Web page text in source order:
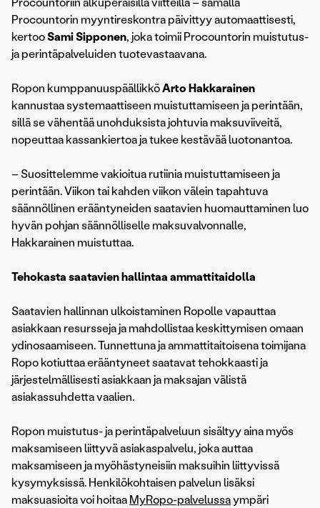
Procountorin myyntireskontra päivittyy automaattisesti,
kertooSami Sipponen, joka toimii Procountorin muistutus-
ja perintäpalveluiden tuotevastaavana.
Ropon kumppanuuspäällikköArto Hakkarainen
kannustaa systemaattiseen muistuttamiseen ja perintään,
sillä se vähentää unohduksista johtuvia maksuviiveitä,
nopeuttaa kassankiertoa ja tukee kestävää luotonantoa.
– Suosittelemme vakioitua rutiinia muistuttamiseen ja
perintään. Viikon tai kahden viikon välein tapahtuva
säännöllinen erääntyneiden saatavien huomauttaminen luo
hyvän pohjan säännölliselle maksuvalvonnalle,
Hakkarainen muistuttaa.
Tehokasta saatavien hallintaa ammattitaidolla
Saatavien hallinnan ulkoistaminen Ropolle vapauttaa
asiakkaan resursseja ja mahdollistaa keskittymisen omaan
ydinosaamiseen. Tunnettuna ja ammattitaitoisena toimijana
Ropo kotiuttaa erääntyneet saatavat tehokkaasti ja
järjestelmällisesti asiakkaan ja maksajan välistä
asiakassuhdetta vaalien.
Ropon muistutus- ja perintäpalveluun sisältyy aina myös
maksamiseen liittyvä asiakaspalvelu, joka auttaa
maksamiseen ja myöhästyneisiin maksuihin liittyvissä
kysymyksissä. Henkilökohtaisen palvelun lisäksi
maksuasioita voi hoitaa MyRopo-palvelussaympäri